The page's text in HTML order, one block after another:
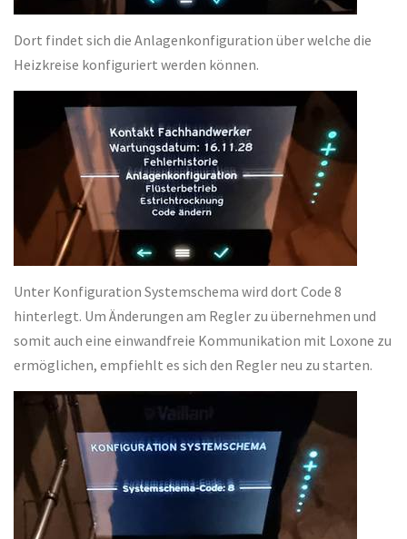
Dort findet sich die Anlagenkonfiguration über welche die
Heizkreise konfiguriert werden können.
Unter Konfiguration Systemschema wird dort Code 8
hinterlegt. Um Änderungen am Regler zu übernehmen und
somit auch eine einwandfreie Kommunikation mit Loxone zu
ermöglichen, empfiehlt es sich den Regler neu zu starten.